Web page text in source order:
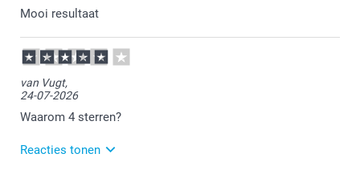
Mooi resultaat
van Vugt,
24-07-2026
Waarom 4 sterren?
Reacties tonen